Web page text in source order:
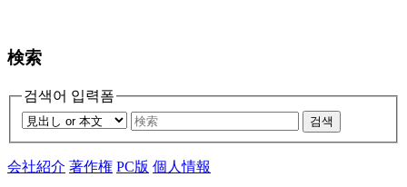
検索
검색어 입력폼
검색
会社紹介 著作権 PC版 個人情報